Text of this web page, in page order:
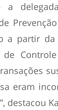
a
a partir da
de
eram
destacou